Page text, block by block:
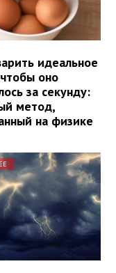
идеальное
оно
за секунду:
метод,
на физике